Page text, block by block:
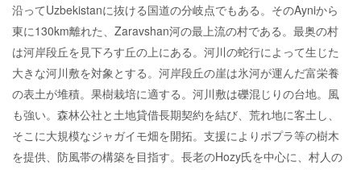
沿ってUzbekistanに抜ける国道の分岐点でもある。そのAyniから
東に130km離れた、Zaravshan河の最上流の村である。最奥の村
は河岸段丘を見下ろす丘の上にある。河川の蛇行によって生じた
大きな河川敷を対象とする。河岸段丘の崖は氷河が運んだ富栄養
の表土が堆積。果樹栽培に適する。河川敷は礫混じりの台地。風
も強い。森林公社と土地貸借長期契約を結び、荒れ地に客土し、
そこに大規模なジャガイモ畑を開拓。支援によりポプラ等の樹木
を提供、防風帯の構築を目指す。長老のHozy氏を中心に、村人の